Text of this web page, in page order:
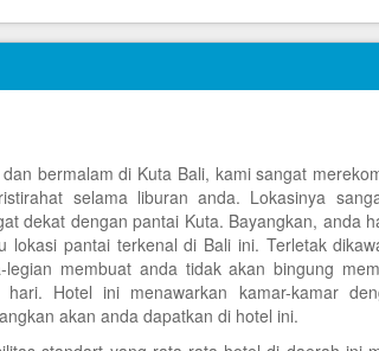
bermalam di Kuta Bali, kami sangat
selama liburan anda. Lokasinya
dekat dengan pantai Kuta. Bayangkan, anda
lokasi pantai terkenal di Bali ini. Terletak
membuat anda tidak akan bingung
Hotel ini menawarkan kamar-kamar
akan anda dapatkan di hotel ini.